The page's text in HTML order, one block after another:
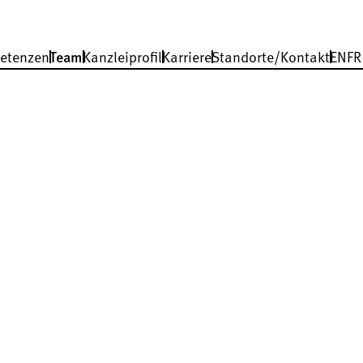
Team KanzleiprofilKarriereStandorte/KontaktENFR